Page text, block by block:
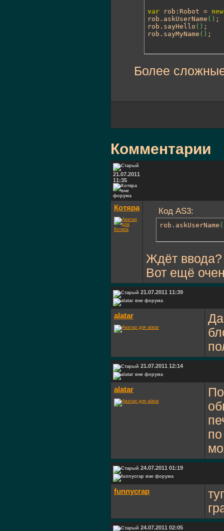
var rob:Robot = new
rob.askUserName ( ) ;
rob.sayHello ( ) ;
rob.sayMyName ( ) ;
Более
Комментарии
21.07.2011
11:35
Котяра Код AS3:
rob.askUserName (
Ждёт ввода?
Вот ещё
21.07.2011 11:39
alatar
21.07.2011 12:14
alatar
24.07.2011 01:19
funnycrap
24.07.2011 02:05